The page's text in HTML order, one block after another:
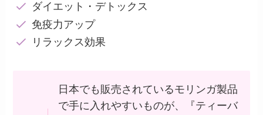
ダイエット・デトックス
免疫力アップ
リラックス効果
日本でも販売されているモリンガ製品
で手に入れやすいものが、『ティーバ